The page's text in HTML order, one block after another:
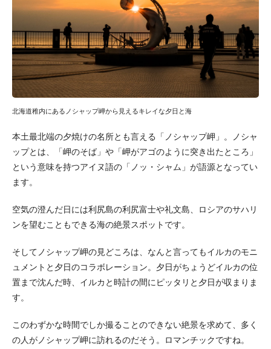
北海道稚内にあるノシャップ岬から見えるキレイな夕日と海
本土最北端の夕焼けの名所とも言える「ノシャップ岬」。ノシャ
ップとは、「岬のそば」や「岬がアゴのように突き出たところ」
という意味を持つアイヌ語の「ノッ・シャム」が語源となってい
ます。
空気の澄んだ日には利尻島の利尻富士や礼文島、ロシアのサハリ
ンを望むこともできる海の絶景スポットです。
そしてノシャップ岬の見どころは、なんと言ってもイルカのモニ
ュメントと夕日のコラボレーション。夕日がちょうどイルカの位
置まで沈んだ時、イルカと時計の間にピッタリと夕日が収まりま
す。
このわずかな時間でしか撮ることのできない絶景を求めて、多く
の人がノシャップ岬に訪れるのだそう。ロマンチックですね。